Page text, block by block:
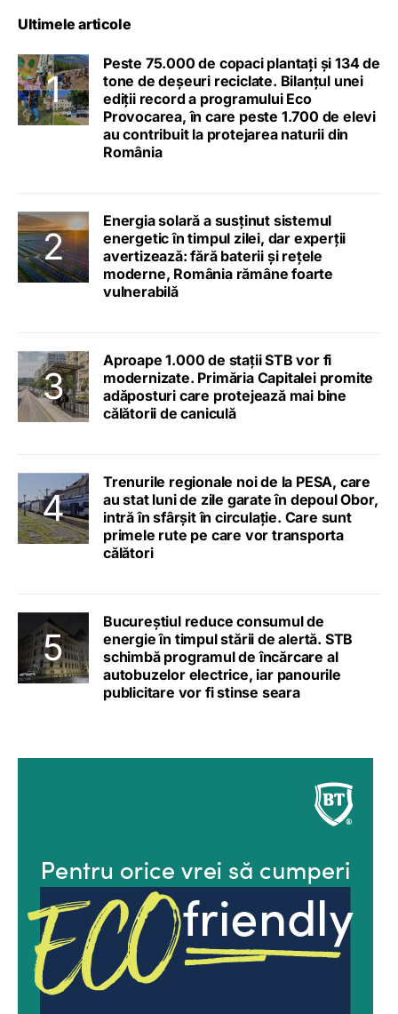
Ultimele articole
Peste 75.000 de copaci plantați și 134 de
tone de deșeuri reciclate. Bilanțul unei
ediții record a programului Eco
Provocarea, în care peste 1.700 de elevi
au contribuit la protejarea naturii din
România
Energia solară a susținut sistemul
energetic în timpul zilei, dar experții
avertizează: fără baterii și rețele
moderne, România rămâne foarte
vulnerabilă
Aproape 1.000 de stații STB vor fi
modernizate. Primăria Capitalei promite
adăposturi care protejează mai bine
călătorii de caniculă
Trenurile regionale noi de la PESA, care
au stat luni de zile garate în depoul Obor,
intră în sfârșit în circulație. Care sunt
primele rute pe care vor transporta
călători
Bucureștiul reduce consumul de
energie în timpul stării de alertă. STB
schimbă programul de încărcare al
autobuzelor electrice, iar panourile
publicitare vor fi stinse seara